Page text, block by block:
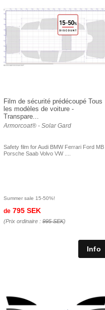
Film de sécurité prédécoupé Tous
les modèles de voiture -
Transpare...
Armorcoat® - Solar Gard
Safety film for Audi BMW Ferrari Ford MB
Porsche Saab Volvo VW ....
Summer sale 15-50%!
de 795 SEK
(Prix ordinaire : 995 SEK)